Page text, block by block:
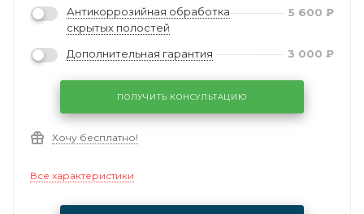
Антикоррозийная обработка
скрытых полостей
5 600 ₽
Дополнительная гарантия 3 000 ₽
ПОЛУЧИТЬ КОНСУЛЬТАЦИЮ
Хочу бесплатно!
Все характеристики